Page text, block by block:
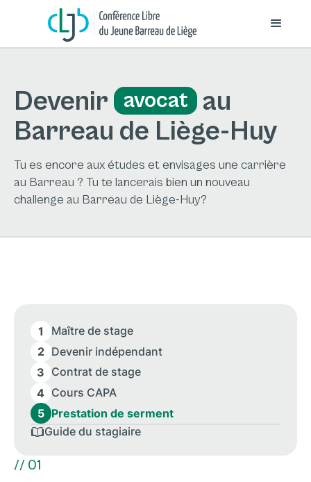
Devenir avocat au
Barreau de Liège-Huy
Tu es encore aux études et envisages une carrière
au Barreau ? Tu te lancerais bien un nouveau
challenge au Barreau de Liège-Huy?
1
Maître de stage
2 Devenir indépendant
3 Contrat de stage
4 Cours CAPA
5 Prestation de serment
Guide du stagiaire
// 01